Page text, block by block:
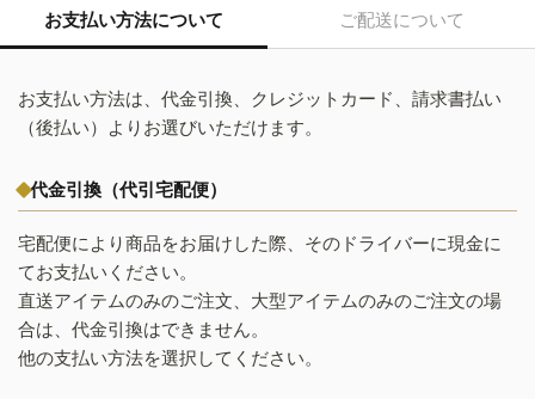
お支払い方法について ご配送について
お支払い方法は、代金引換、クレジットカード、請求書払い
（後払い）よりお選びいただけます。
代金引換（代引宅配便）
宅配便により商品をお届けした際、そのドライバーに現金に
てお支払いください。
直送アイテムのみのご注文、大型アイテムのみのご注文の場
合は、代金引換はできません。
他の支払い方法を選択してください。